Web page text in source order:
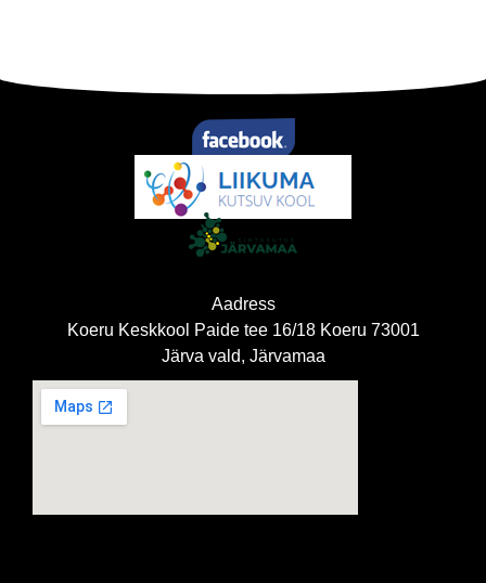
Aadress
Koeru Keskkool Paide tee 16/18 Koeru 73001
Järva vald, Järvamaa